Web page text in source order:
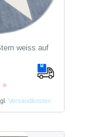
weiss auf
*
Versandkosten